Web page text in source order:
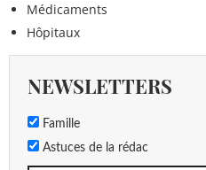
Médicaments
Hôpitaux
NEWSLETTERS
Famille
Astuces de la rédac